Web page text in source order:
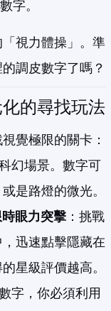
字。
視力體操」。準
調皮數字了嗎？
的尋找玩法
覺極限的關卡：
幻場景。數字可
是路燈的微光。
時眼力突擊 ：挑戰
迅速點擊隱藏在
星級評價越高。
字，你必須利用